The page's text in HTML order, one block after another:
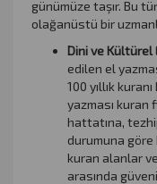
günümüze taşır. Bu
olağanüstü bir
Dini ve Kültürel
edilen el
100 yıllık
yazması kuran
hattatına,
durumuna göre
kuran alanlar
arasında